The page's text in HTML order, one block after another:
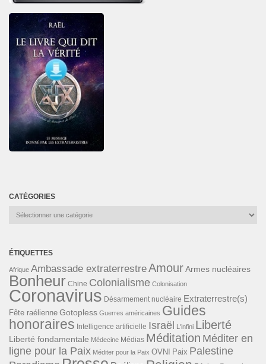
CATÉGORIES
Catégories
ÉTIQUETTES
Afrique Ambassade extraterrestreAmourArmes nucléaires
Bonheur Chine Colonialisme Colonisation
Coronavirus Désarmement nucléaire Extraterrestre(s)
Fête raélienne Gotopless Guerres américaines Guides
honoraires Intelligence artificielle Israël L'infini Liberté
Liberté fondamentale Médecine Médias Méditation Méditer en
ligne pour la Paix Méditer pour la Paix OVNI Paix Palestine